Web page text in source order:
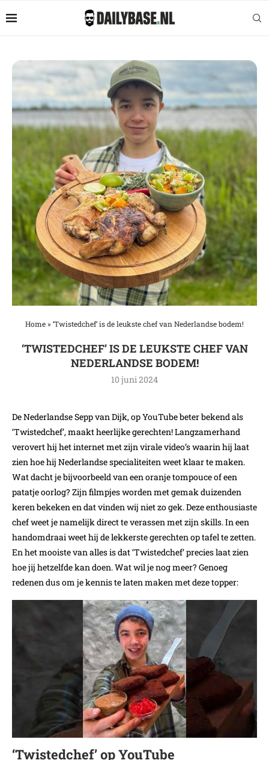
Home» ‘Twistedchef’ is de leukste chef van Nederlandse bodem!
‘TWISTEDCHEF’ IS DE LEUKSTE CHEF VAN
NEDERLANDSE BODEM!
10 juni 2024
De Nederlandse Sepp van Dijk, op YouTube beter bekend als
‘Twistedchef’, maakt heerlijke gerechten! Langzamerhand
verovert hij het internet met zijn virale video’s waarin hij laat
zien hoe hij Nederlandse specialiteiten weet klaar te maken.
Wat dacht je bijvoorbeeld van een oranje tompouce of een
patatje oorlog? Zijn filmpjes worden met gemak duizenden
keren bekeken en dat vinden wij niet zo gek. Deze enthousiaste
chef weet je namelijk direct te verassen met zijn skills. In een
handomdraai weet hij de lekkerste gerechten op tafel te zetten.
En het mooiste van alles is dat ‘Twistedchef’ precies laat zien
hoe jij hetzelfde kan doen. Wat wil je nog meer? Genoeg
redenen dus om je kennis te laten maken met deze topper:
‘Twistedchef’ op YouTube